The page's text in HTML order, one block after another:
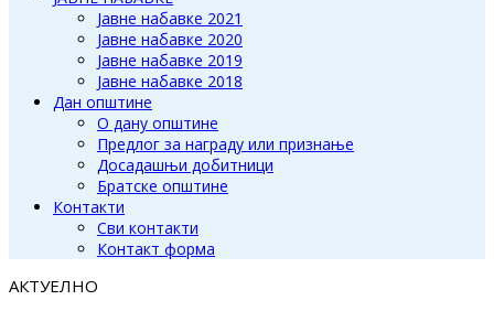
Јавне набавке 2021
Јавне набавке 2020
Јавне набавке 2019
Јавне набавке 2018
Дан општине
О дану општине
Предлог за награду или признање
Досадашњи добитници
Братске општине
Контакти
Сви контакти
Контакт форма
АКТУЕЛНО